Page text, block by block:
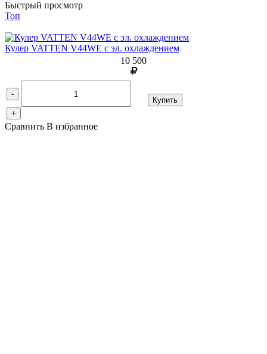
Быстрый просмотр
Топ
Кулер VATTEN V44WE с эл. охлаждением
10 500
-
+
Купить
Сравнить В избранное